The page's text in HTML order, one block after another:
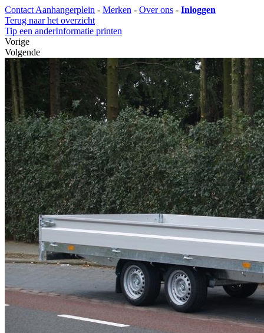
Contact Aanhangerplein - Merken - Over ons - Inloggen
Terug naar het overzicht
Tip een anderInformatie printen
Vorige
Volgende